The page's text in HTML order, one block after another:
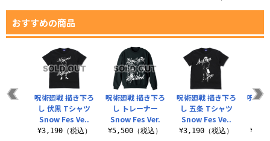
おすすめの商品
呪術廻戦 描き下ろ
し トレーナー
Snow Fes Ver.
¥5,500（税込）
呪術廻戦 描き下ろ
し 五条 Tシャツ
Snow Fes Ve..
¥3,190（税込）
呪術
呪術廻戦 描き下ろ
し 伏黒 Tシャツ
Snow Fes Ve..
¥3,190（税込）